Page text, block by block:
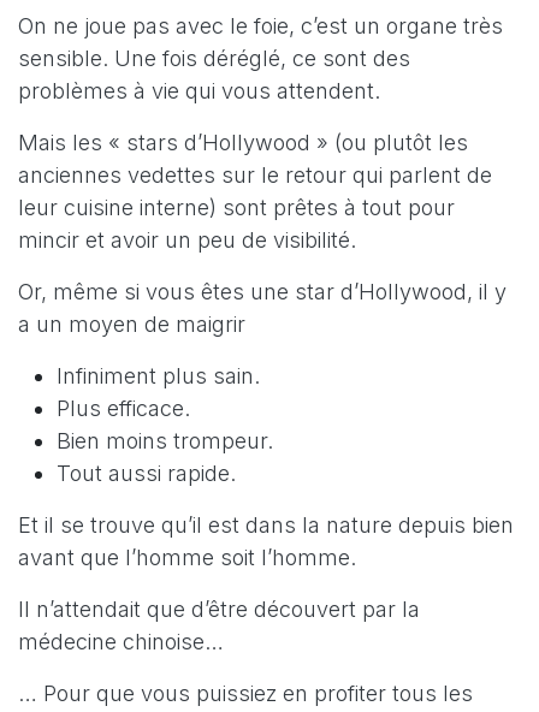
On ne joue pas avec le foie, c’est un organe très
sensible. Une fois déréglé, ce sont des
problèmes à vie qui vous attendent.
Mais les « stars d’Hollywood » (ou plutôt les
anciennes vedettes sur le retour qui parlent de
leur cuisine interne) sont prêtes à tout pour
mincir et avoir un peu de visibilité.
Or, même si vous êtes une star d’Hollywood, il y
a un moyen de maigrir
Infiniment plus sain.
Plus efficace.
Bien moins trompeur.
Tout aussi rapide.
Et il se trouve qu’il est dans la nature depuis bien
avant que l’homme soit l’homme.
Il n’attendait que d’être découvert par la
médecine chinoise…
… Pour que vous puissiez en profiter tous les